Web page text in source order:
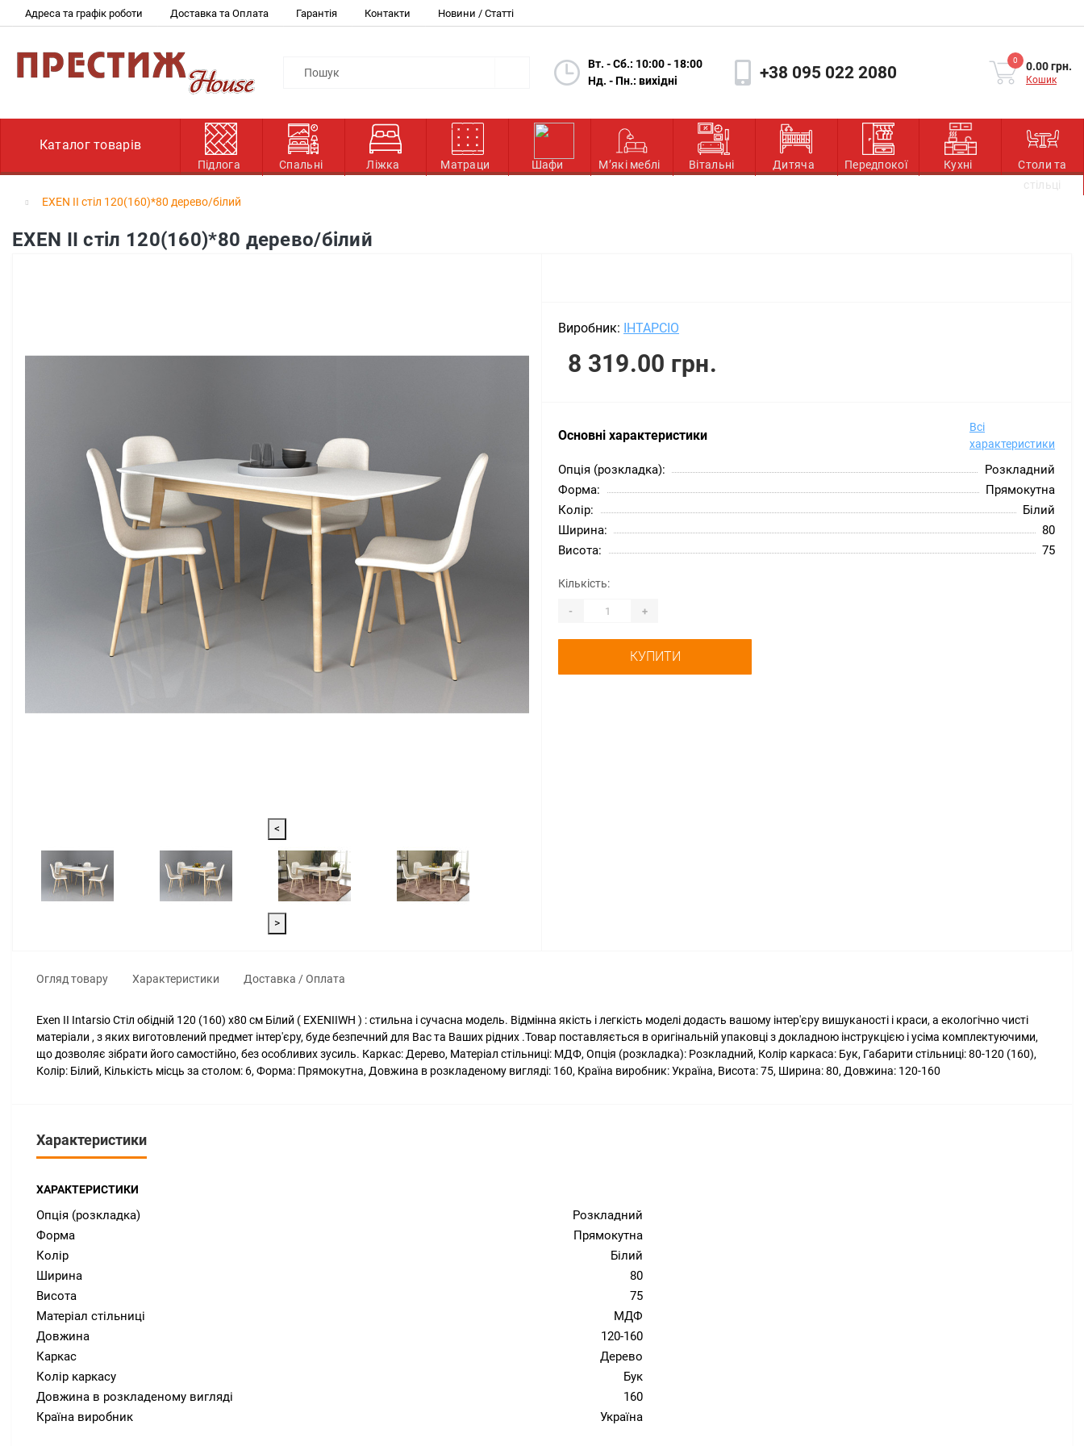
Адреса та графік роботи Доставка та Оплата Гарантія Контакти Новини / Статті
Вт. - Сб.: 10:00 - 18:00
Нд. - Пн.: вихідні
+38 095 022 2080
0 0.00 грн.
Кошик
Каталог товарів
Підлога Спальні Ліжка Матраци Шафи М’які меблі Вітальні Дитяча Передпокої Кухні
Столи та
стільці
EXEN ІІ стіл 120(160)*80 дерево/білий
EXEN ІІ стіл 120(160)*80 дерево/білий
<
>
Виробник: ІНТАРСІО
8 319.00 грн.
Основні характеристики
Всі
характеристики
Опція (розкладка):
Розкладний
Форма:
Прямокутна
Колір:
Білий
Ширина:
80
Висота:
75
Кількість:
- +
КУПИТИ
Огляд товару Характеристики Доставка / Оплата
Exen II Intarsio Стіл обідній 120 (160) х80 см Білий ( EXENIIWH ) : стильна і сучасна модель. Відмінна якість і легкість моделі додасть вашому інтер'єру вишуканості і краси, а екологічно чисті
матеріали , з яких виготовлений предмет інтер'єру, буде безпечний для Вас та Ваших рідних .Товар поставляється в оригінальній упаковці з докладною інструкцією і усіма комплектуючими,
що дозволяє зібрати його самостійно, без особливих зусиль. Каркас: Дерево, Матеріал стільниці: МДФ, Опція (розкладка): Розкладний, Колір каркаса: Бук, Габарити стільниці: 80-120 (160),
Колір: Білий, Кількість місць за столом: 6, Форма: Прямокутна, Довжина в розкладеному вигляді: 160, Країна виробник: Україна, Висота: 75, Ширина: 80, Довжина: 120-160
Характеристики
ХАРАКТЕРИСТИКИ
Опція (розкладка)
Розкладний
Форма
Прямокутна
Колір
Білий
Ширина
80
Висота
75
Матеріал стільниці
МДФ
Довжина
120-160
Каркас
Дерево
Колір каркасу
Бук
Довжина в розкладеному вигляді
160
Країна виробник
Україна